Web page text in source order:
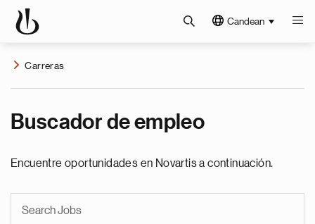
Candean
Carreras
Buscador de empleo
Encuentre oportunidades en Novartis a continuación.